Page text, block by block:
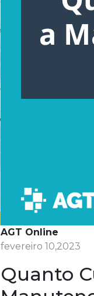
AGT Online
fevereiro 10,2023
Quanto